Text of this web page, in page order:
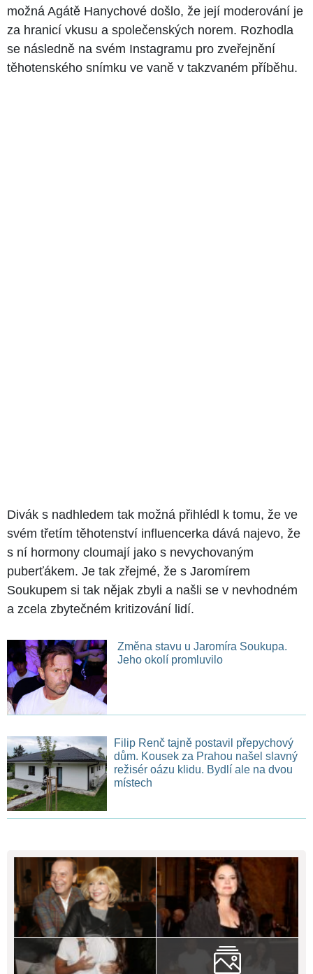
možná Agátě Hanychové došlo, že její moderování je
za hranicí vkusu a společenských norem. Rozhodla
se následně na svém Instagramu pro zveřejnění
těhotenského snímku ve vaně v takzvaném příběhu.
Divák s nadhledem tak možná přihlédl k tomu, že ve
svém třetím těhotenství influencerka dává najevo, že
s ní hormony cloumají jako s nevychovaným
puberťákem. Je tak zřejmé, že s Jaromírem
Soukupem si tak nějak zbyli a našli se v nevhodném
a zcela zbytečném kritizování lidí.
Změna stavu u Jaromíra Soukupa.
Jeho okolí promluvilo
Filip Renč tajně postavil přepychový
dům. Kousek za Prahou našel slavný
režisér oázu klidu. Bydlí ale na dvou
místech